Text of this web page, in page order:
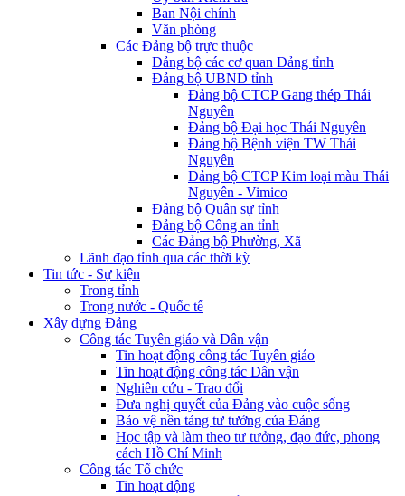
Ban Nội chính
Văn phòng
Các Đảng bộ trực thuộc
Đảng bộ các cơ quan Đảng tỉnh
Đảng bộ UBND tỉnh
Đảng bộ CTCP Gang thép Thái
Nguyên
Đảng bộ Đại học Thái Nguyên
Đảng bộ Bệnh viện TW Thái
Nguyên
Đảng bộ CTCP Kim loại màu Thái
Nguyên - Vimico
Đảng bộ Quân sự tỉnh
Đảng bộ Công an tỉnh
Các Đảng bộ Phường, Xã
Lãnh đạo tỉnh qua các thời kỳ
Tin tức - Sự kiện
Trong tỉnh
Trong nước - Quốc tế
Xây dựng Đảng
Công tác Tuyên giáo và Dân vận
Tin hoạt động công tác Tuyên giáo
Tin hoạt động công tác Dân vận
Nghiên cứu - Trao đổi
Đưa nghị quyết của Đảng vào cuộc sống
Bảo vệ nền tảng tư tưởng của Đảng
Học tập và làm theo tư tưởng, đạo đức, phong
cách Hồ Chí Minh
Công tác Tổ chức
Tin hoạt động